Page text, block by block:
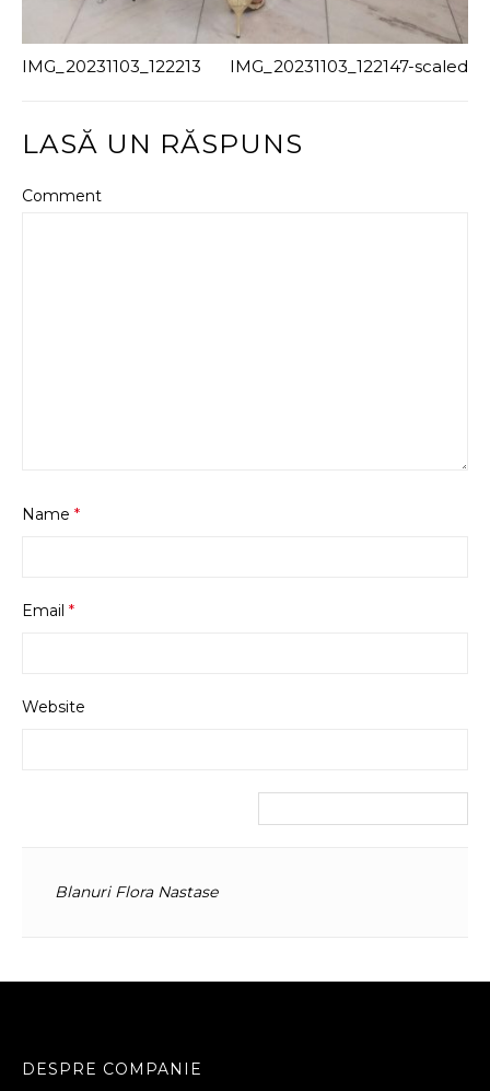
IMG_20231103_122213 IMG_20231103_122147-scaled
LASĂ UN RĂSPUNS
Comment
Name *
Email *
Website
Blanuri Flora Nastase
DESPRE COMPANIE